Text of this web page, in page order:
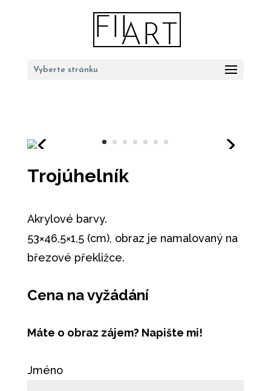
Vyberte stránku
Trojúhelník
Akrylové barvy.
53×46,5×1,5 (cm), obraz je namalovaný na
březové překližce.
Cena na vyžádání
Máte o obraz zájem? Napište mi!
Jméno